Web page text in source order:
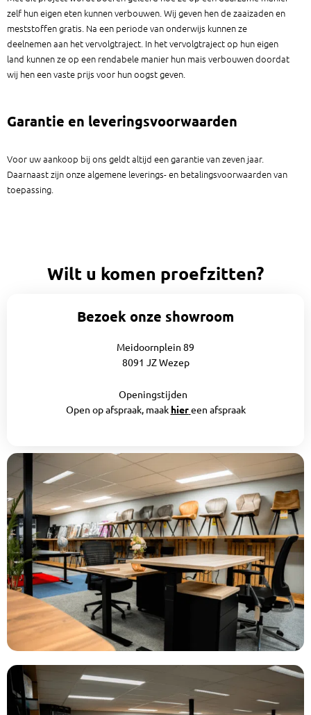
zelf hun eigen eten kunnen verbouwen. Wij geven hen de zaaizaden en
meststoffen gratis. Na een periode van onderwijs kunnen ze
deelnemen aan het vervolgtraject. In het vervolgtraject op hun eigen
land kunnen ze op een rendabele manier hun mais verbouwen doordat
wij hen een vaste prijs voor hun oogst geven.
Garantie en leveringsvoorwaarden
Voor uw aankoop bij ons geldt altijd een garantie van zeven jaar.
Daarnaast zijn onze algemene leverings- en betalingsvoorwaarden van
toepassing.
Wilt u komen proefzitten?
Bezoek onze showroom
Meidoornplein 89
8091 JZ Wezep
Openingstijden
Open op afspraak, maak hiereen afspraak